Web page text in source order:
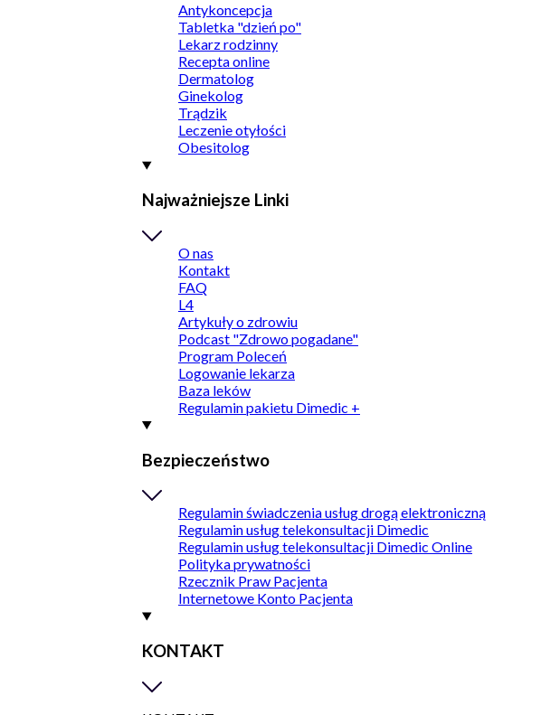
Antykoncepcja
Tabletka "dzień po"
Lekarz rodzinny
Recepta online
Dermatolog
Ginekolog
Trądzik
Leczenie otyłości
Obesitolog
Najważniejsze Linki
O nas
Kontakt
FAQ
L4
Artykuły o zdrowiu
Podcast "Zdrowo pogadane"
Program Poleceń
Logowanie lekarza
Baza leków
Regulamin pakietu Dimedic +
Bezpieczeństwo
Regulamin świadczenia usług drogą elektroniczną
Regulamin usług telekonsultacji Dimedic
Regulamin usług telekonsultacji Dimedic Online
Polityka prywatności
Rzecznik Praw Pacjenta
Internetowe Konto Pacjenta
KONTAKT